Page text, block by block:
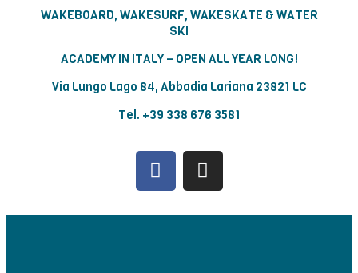
WAKEBOARD, WAKESURF, WAKESKATE & WATER
SKI
ACADEMY IN ITALY – OPEN ALL YEAR LONG!
Via Lungo Lago 84, Abbadia Lariana 23821 LC
Tel. +39 338 676 3581